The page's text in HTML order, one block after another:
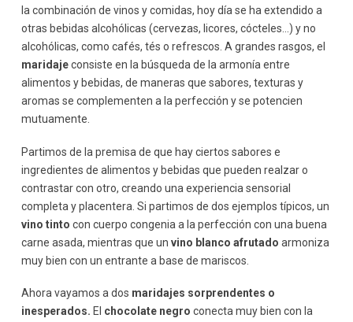
la combinación de vinos y comidas, hoy día se ha extendido a
otras bebidas alcohólicas (cervezas, licores, cócteles…) y no
alcohólicas, como cafés, tés o refrescos. A grandes rasgos, el
maridajeconsiste en la búsqueda de la armonía entre
alimentos y bebidas, de maneras que sabores, texturas y
aromas se complementen a la perfección y se potencien
mutuamente.
Partimos de la premisa de que hay ciertos sabores e
ingredientes de alimentos y bebidas que pueden realzar o
contrastar con otro, creando una experiencia sensorial
completa y placentera. Si partimos de dos ejemplos típicos, un
vino tinto con cuerpo congenia a la perfección con una buena
carne asada, mientras que un vino blanco afrutado armoniza
muy bien con un entrante a base de mariscos.
Ahora vayamos a dos maridajes sorprendentes o
inesperados. El chocolate negro conecta muy bien con la